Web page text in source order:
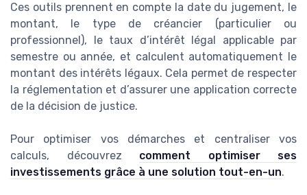
Ces outils prennent en compte la date du jugement, le
montant, le type de créancier (particulier ou
professionnel), le taux d’intérêt légal applicable par
semestre ou année, et calculent automatiquement le
montant des intérêts légaux. Cela permet de respecter
la réglementation et d’assurer une application correcte
de la décision de justice.
Pour optimiser vos démarches et centraliser vos
calculs, découvrez comment optimiser ses
investissements grâce à une solution tout-en-un.